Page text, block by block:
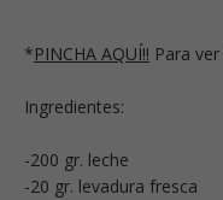
*PINCHA AQUÍ!! Para ver
Ingredientes:
-200 gr. leche
-20 gr. levadura fresca